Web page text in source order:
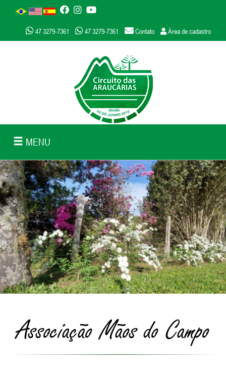
47 3279-7361 47 3279-7361 Contato Área de cadastro
MENU
Associação Mãos do Campo